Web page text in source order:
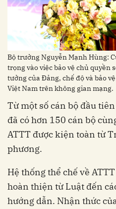
Bộ trưởng Nguyễn Mạnh Hùng:
trọng vào việc bảo vệ chủ quyền
tưởng của Đảng, chế độ và bảo
Việt Nam trên không gian mạng.
Từ một số cán bộ đầu
đã có hơn 150 cán bộ
ATTT được kiện toàn từ
phương.
Hệ thống thể chế về
hoàn thiện từ Luật đến
hướng dẫn. Nhận thức